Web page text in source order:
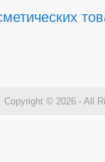
Copyright © 2026 - All